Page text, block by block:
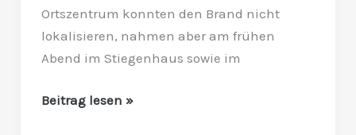
Ortszentrum konnten den Brand nicht
lokalisieren, nahmen aber am frühen
Abend im Stiegenhaus sowie im
Beitrag lesen »